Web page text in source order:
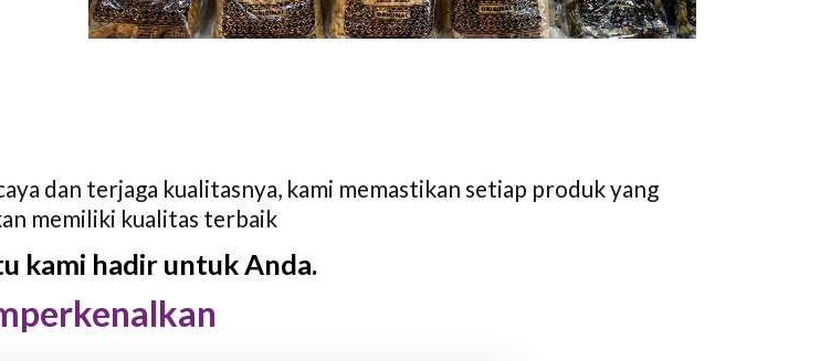
dan terjaga kualitasnya, kami memastikan setiap produk yang
memiliki kualitas terbaik
kami hadir untuk Anda.